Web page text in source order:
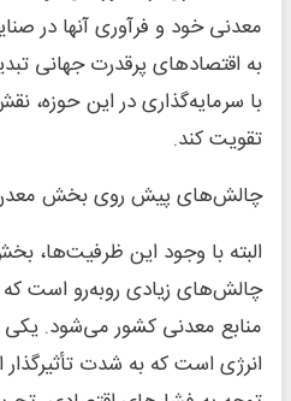
معدنی خود و فرآوری آنها در
به اقتصادهای پرقدرت جهانی
با سرمایه‌گذاری در این حوزه،
تقویت کند.
چالش‌های پیش روی بخش معدن
البته با وجود این ظرفیت‌ها،
چالش‌های زیادی روبه‌رو است که
منابع معدنی کشور می‌شود. یکی
انرژی است که به شدت تأثیرگذار